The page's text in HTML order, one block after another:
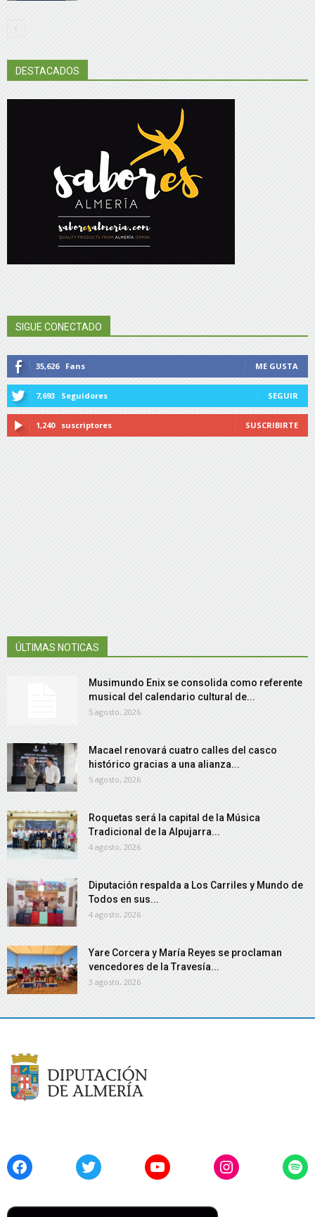
DESTACADOS
SIGUE CONECTADO
35,626 Fans ME GUSTA
7,693 Seguidores SEGUIR
1,240 suscriptores SUSCRIBIRTE
ÚLTIMAS NOTICAS
Musimundo Enix se consolida como referente
musical del calendario cultural de...
5 agosto, 2026
Macael renovará cuatro calles del casco
histórico gracias a una alianza...
5 agosto, 2026
Roquetas será la capital de la Música
Tradicional de la Alpujarra...
4 agosto, 2026
Diputación respalda a Los Carriles y Mundo de
Todos en sus...
4 agosto, 2026
Yare Corcera y María Reyes se proclaman
vencedores de la Travesía...
3 agosto, 2026
FacebookTwitter YouTubeInstagram